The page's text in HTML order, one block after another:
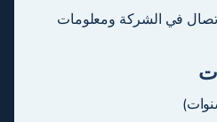
في الشركة ومعلومات